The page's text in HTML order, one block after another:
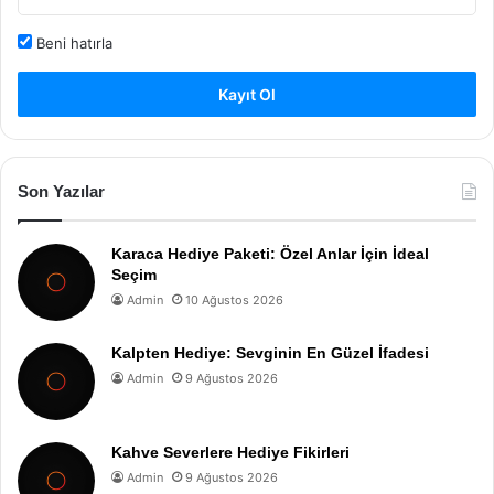
Beni hatırla
Kayıt Ol
Son Yazılar
Karaca Hediye Paketi: Özel Anlar İçin İdeal
Seçim
Admin 10 Ağustos 2026
Kalpten Hediye: Sevginin En Güzel İfadesi
Admin 9 Ağustos 2026
Kahve Severlere Hediye Fikirleri
Admin 9 Ağustos 2026